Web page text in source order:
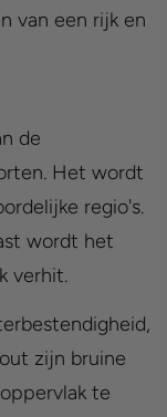
van een rijk en
de
Het wordt
regio's.
wordt het
verhit.
zijn bruine
te